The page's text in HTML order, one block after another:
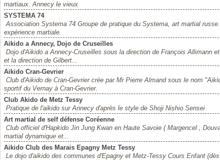
martiaux. Annecy le vieux
SYSTEMA 74
Association Systema 74 Groupe de pratique du Systema, art martial
expérience martiale.
Aikido a Annecy, Dojo de Cruseilles
Dojo d'Aikido a Annecy-Cruseilles sous la direction de François Allimann
et la direction de Gilbert...
Aikido Cran-Gevrier
Club d'Aikido de Cran-Gevrier crée par Mr Pierre Almand sous le nom
sportif du Vernay à Cran-Gevrier.
Club Akido de Metz Tessy
Pratique de l'aikido sur Annecy d'après le style de Shoji Nishio Sensei
Art martial de self défense Coréenne
Club officiel d'Hapkido Jin Jung Kwan en Haute Savoie ( Margencel ,
martial dynamique et...
Aikido Club des Marais Epagny Metz Tessy
Le dojo d'aikido des communes d'Epagny et Metz-Tessy Cours Enfant